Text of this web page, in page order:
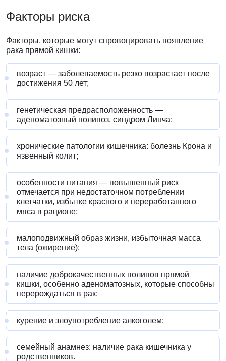
Факторы риска
Факторы, которые могут спровоцировать появление
рака прямой кишки:
возраст — заболеваемость резко возрастает после
достижения 50 лет;
генетическая предрасположенность —
аденоматозный полипоз, синдром Линча;
хронические патологии кишечника: болезнь Крона и
язвенный колит;
особенности питания — повышенный риск
отмечается при недостаточном потреблении
клетчатки, избытке красного и переработанного
мяса в рационе;
малоподвижный образ жизни, избыточная масса
тела (ожирение);
наличие доброкачественных полипов прямой
кишки, особенно аденоматозных, которые способны
перерождаться в рак;
курение и злоупотребление алкоголем;
семейный анамнез: наличие рака кишечника у
родственников.